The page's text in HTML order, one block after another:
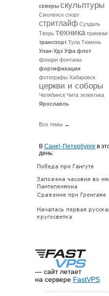
скверы скульптуры
Смоленск спорт
стритлайф Суздаль
Тверь техника трамваи
транспорт Тула Тюмень
Улан-Удэ Уфа флот
фонари фонтаны
фортификация
фотографы Хабаровск
церкви и соборы
Челябинск Чита эклектика
Ярославль
Все темы →
В Санкт-Петербурге в
день:
— сайт летает
на сервере FastVPS